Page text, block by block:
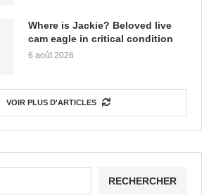
Where is Jackie? Beloved live
cam eagle in critical condition
6 août 2026
VOIR PLUS D'ARTICLES
RECHERCHER